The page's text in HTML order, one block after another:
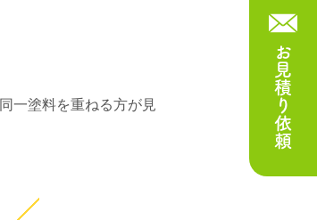
お見積り依頼
一塗料を重ねる方が見